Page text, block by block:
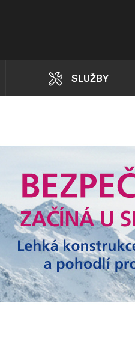
SLUŽBY